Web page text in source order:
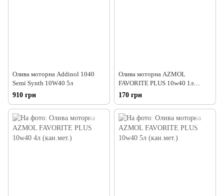
Олива моторна Addinol 1040
Semi Synth 10W40 5л
910 грн
Олива моторна AZMOL
FAVORITE PLUS 10w40 1л
(кан.мет.)
170 грн